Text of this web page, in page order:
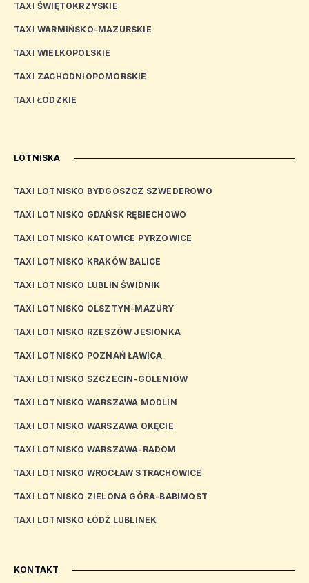
TAXI ŚWIĘTOKRZYSKIE
TAXI WARMIŃSKO-MAZURSKIE
TAXI WIELKOPOLSKIE
TAXI ZACHODNIOPOMORSKIE
TAXI ŁÓDZKIE
LOTNISKA
TAXI LOTNISKO BYDGOSZCZ SZWEDEROWO
TAXI LOTNISKO GDAŃSK RĘBIECHOWO
TAXI LOTNISKO KATOWICE PYRZOWICE
TAXI LOTNISKO KRAKÓW BALICE
TAXI LOTNISKO LUBLIN ŚWIDNIK
TAXI LOTNISKO OLSZTYN-MAZURY
TAXI LOTNISKO RZESZÓW JESIONKA
TAXI LOTNISKO POZNAŃ ŁAWICA
TAXI LOTNISKO SZCZECIN-GOLENIÓW
TAXI LOTNISKO WARSZAWA MODLIN
TAXI LOTNISKO WARSZAWA OKĘCIE
TAXI LOTNISKO WARSZAWA-RADOM
TAXI LOTNISKO WROCŁAW STRACHOWICE
TAXI LOTNISKO ZIELONA GÓRA-BABIMOST
TAXI LOTNISKO ŁÓDŹ LUBLINEK
KONTAKT